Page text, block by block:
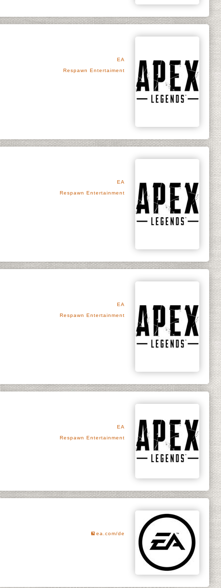
EA
Respawn Entertaiment
EA
Respawn Entertainment
EA
Respawn Entertainment
EA
Respawn Entertainment
ea.com/de